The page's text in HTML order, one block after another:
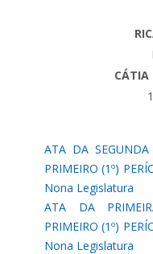
CÁTIA
ATA DA SEGUNDA
PRIMEIRO (1º)
Nona Legislatura
ATA DA
PRIMEIRO (1º)
Nona Legislatura